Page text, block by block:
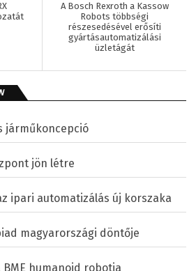
A Bosch Rexroth a Kassow
Robots többségi
részesedésével erősíti
gyártásautomatizálási
üzletágát
járműkoncepció
jön létre
ipari automatizálás új korszaka
magyarországi döntője
humanoid robotja